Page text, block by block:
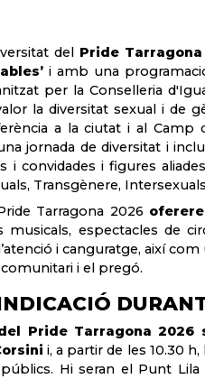
del Pride Tarragona
i amb una
per la Conselleria
la diversitat sexual i de
a la ciutat i al Camp
jornada de diversitat i
i convidades i figures
Transgènere,
Tarragona 2026
musicals, espectacles de
i canguratge, així
i el pregó.
Pride Tarragona 2026
i, a partir de les 10.30
Hi seran el Punt